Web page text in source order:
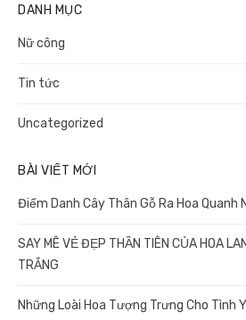
DANH MỤC
Nữ công
Tin tức
Uncategorized
BÀI VIẾT MỚI
Điểm Danh Cây Thân Gỗ Ra Hoa Quanh
SAY MÊ VẺ ĐẸP THẦN TIÊN CỦA HOA
TRẮNG
Những Loài Hoa Tượng Trưng Cho Tình